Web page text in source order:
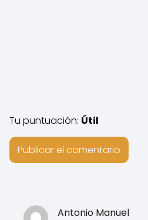
Antonio Manuel
Tu puntuación: Útil